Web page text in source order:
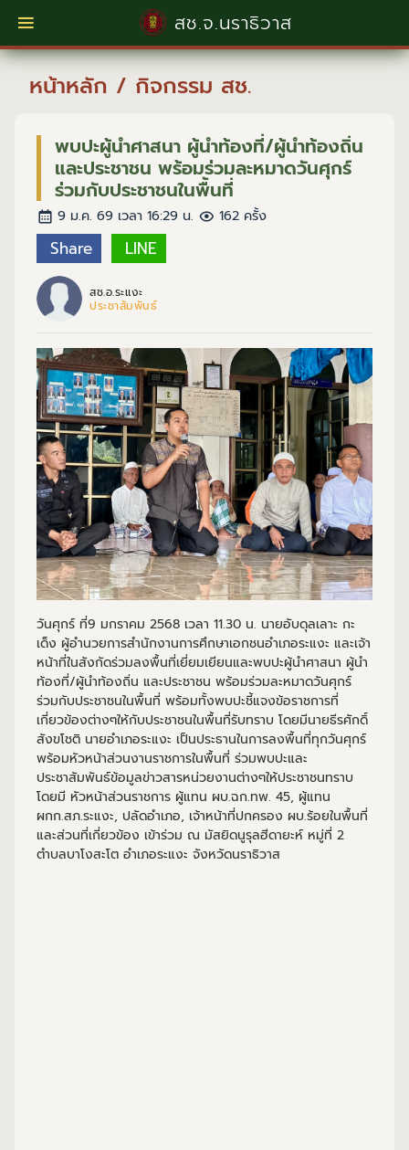
สช.จ.นราธิวาส
หน้าหลัก / กิจกรรม สช.
พบปะผู้นำศาสนา ผู้นำท้องที่/ผู้นำท้องถิ่น
และประชาชน พร้อมร่วมละหมาดวันศุกร์
ร่วมกับประชาชนในพื้นที่
9 ม.ค. 69 เวลา 16:29 น. 162 ครั้ง
Share LINE
สช.อ.ระแงะ
ประชาสัมพันธ์
วันศุกร์ ที่9 มกราคม 2568 เวลา 11.30 น. นายอับดุลเลาะ กะ
เด็ง ผู้อำนวยการสำนักงานการศึกษาเอกชนอำเภอระแงะ และเจ้า
หน้าที่ในสังกัดร่วมลงพื้นที่เยี่ยมเยียนและพบปะผู้นำศาสนา ผู้นำ
ท้องที่/ผู้นำท้องถิ่น และประชาชน พร้อมร่วมละหมาดวันศุกร์
ร่วมกับประชาชนในพื้นที่ พร้อมทั้งพบปะชี้แจงข้อราชการที่
เกี่ยวข้องต่างๆให้กับประชาชนในพื้นที่รับทราบ โดยมีนายธีรศักดิ์
สังขโชติ นายอำเภอระแงะ เป็นประธานในการลงพื้นที่ทุกวันศุกร์
พร้อมหัวหน้าส่วนงานราชการในพื้นที่ ร่วมพบปะและ
ประชาสัมพันธ์ข้อมูลข่าวสารหน่วยงานต่างๆให้ประชาชนทราบ
โดยมี หัวหน้าส่วนราชการ ผู้แทน ผบ.ฉก.ทพ. 45, ผู้แทน
ผกก.สภ.ระแงะ, ปลัดอำเภอ, เจ้าหน้าที่ปกครอง ผบ.ร้อยในพื้นที่
และส่วนที่เกี่ยวข้อง เข้าร่วม ณ มัสยิดนูรุลฮีดายะห์ หมู่ที่ 2
ตำบลบาโงสะโต อำเภอระแงะ จังหวัดนราธิวาส